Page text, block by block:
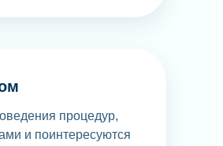
процедур,
и поинтересуются